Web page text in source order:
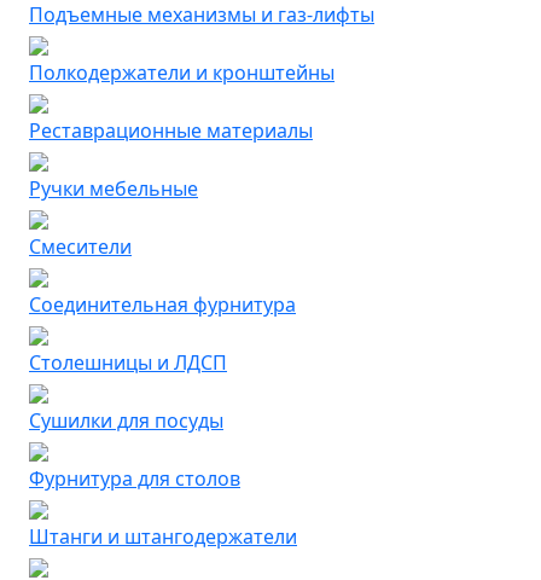
Подъемные механизмы и газ-лифты
Полкодержатели и кронштейны
Реставрационные материалы
Ручки мебельные
Смесители
Соединительная фурнитура
Столешницы и ЛДСП
Сушилки для посуды
Фурнитура для столов
Штанги и штангодержатели